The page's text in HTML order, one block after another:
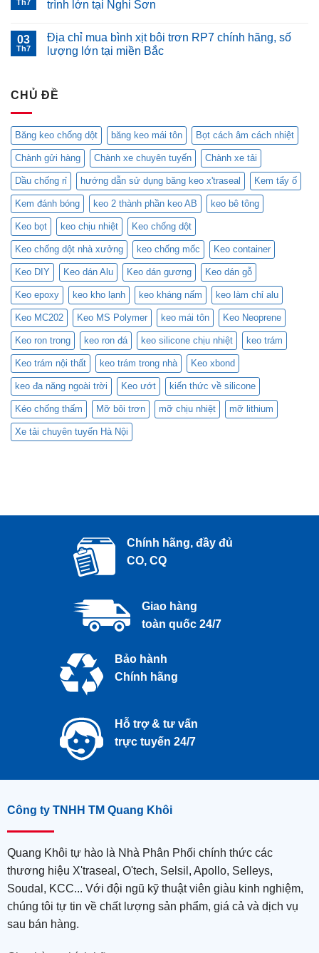
dột
–
Quang
Khôi
bạn
hiệu
quả
với
keo
MC-
201
và
Blockade
chính
hãng
tại
đây
keo
hữu
ích
trong
ở
cháy
Apollo
PU
hãng
Lựa
chọn
an
toàn
cho
mọi
công
trình
Th7
trình lớn tại Nghi Sơn
bình
luận
ở
cấp
tín
cho
các
công
trình
lớn
tại
Nghi
Sơn
03
Th7
Địa chỉ mua bình xịt bôi trơn RP7 chính hãng, số
lượng lớn tại miền Bắc
luận
bình
xịt
bôi
trơn
RP7
chính
hãng,
số
lượng
lớn
tại
miền
Bắc
CHỦ ĐỀ
Băng keo chống dột băng keo mái tôn Bọt cách âm cách nhiệt
Chành gửi hàng Chành xe chuyên tuyến Chành xe tải
Dầu chống rỉ hướng dẫn sử dụng băng keo x'traseal Kem tẩy ố
Kem đánh bóng keo 2 thành phần keo AB keo bê tông
Keo bọt keo chịu nhiệt Keo chống dột
Keo chống dột nhà xưởng keo chống mốc Keo container
Keo DIY Keo dán Alu Keo dán gương Keo dán gỗ
Keo epoxy keo kho lạnh keo kháng nấm keo làm chỉ alu
Keo MC202 Keo MS Polymer keo mái tôn Keo Neoprene
Keo ron trong keo ron đá keo silicone chịu nhiệt keo trám
Keo trám nội thất keo trám trong nhà Keo xbond
keo đa năng ngoài trời Keo ướt kiến thức về silicone
Kéo chống thấm Mỡ bôi trơn mỡ chịu nhiệt mỡ lithium
Xe tải chuyên tuyến Hà Nội
Chính hãng, đầy đủ
CO, CQ
Giao hàng
toàn quốc 24/7
Bảo hành
Chính hãng
Hỗ trợ & tư vấn
trực tuyến 24/7
Công ty TNHH TM Quang Khôi
Quang Khôi tự hào là Nhà Phân Phối chính thức các
thương hiệu X'traseal, O'tech, Selsil, Apollo, Selleys,
Soudal, KCC... Với đội ngũ kỹ thuật viên giàu kinh nghiệm,
chúng tôi tự tin về chất lượng sản phẩm, giá cả và dịch vụ
sau bán hàng.